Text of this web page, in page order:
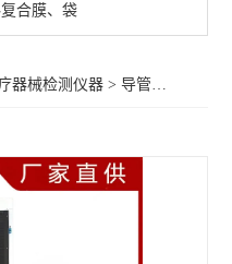
合膜、袋
器械检测仪器 >导管导丝摩擦试验机